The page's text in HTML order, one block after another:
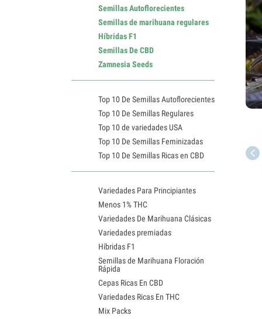
Semillas Autoflorecientes
Semillas de marihuana regulares
Híbridas F1
Semillas De CBD
Zamnesia Seeds
Top 10 De Semillas Autoflorecientes
Top 10 De Semillas Regulares
Top 10 de variedades USA
Top 10 De Semillas Feminizadas
Top 10 De Semillas Ricas en CBD
Variedades Para Principiantes
Menos 1% THC
Variedades De Marihuana Clásicas
Variedades premiadas
Híbridas F1
Semillas de Marihuana Floración
Rápida
Cepas Ricas En CBD
Variedades Ricas En THC
Mix Packs